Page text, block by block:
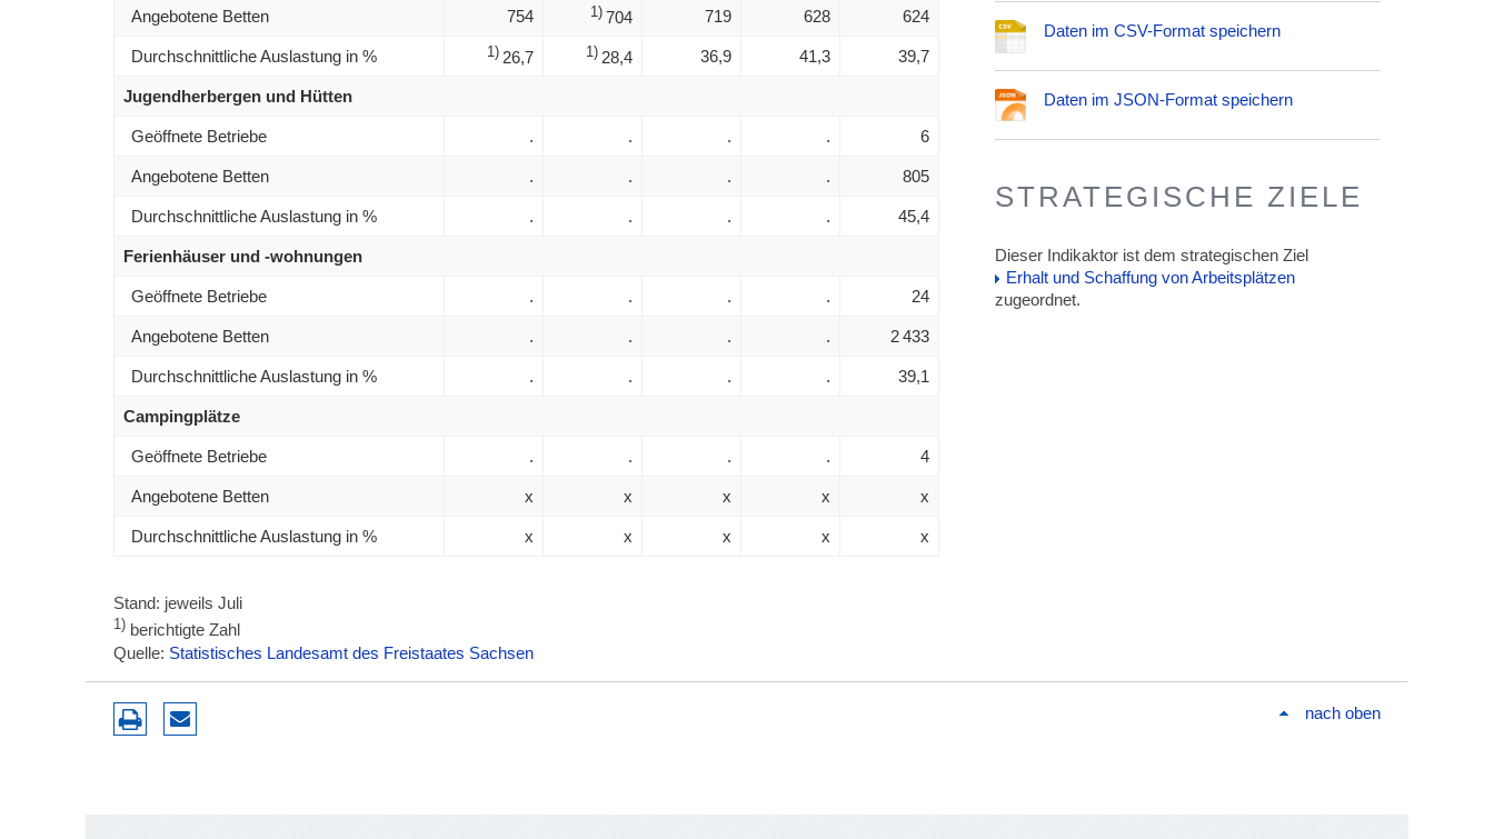
Angebotene Betten 754 1) 704 719 628 624
Durchschnittliche Auslastung in % 1) 26,7 1) 28,4 36,9 41,3 39,7
Jugendherbergen und Hütten
Geöffnete Betriebe . . . . 6
Angebotene Betten . . . . 805
Durchschnittliche Auslastung in % . . . . 45,4
Ferienhäuser und -wohnungen
Geöffnete Betriebe . . . . 24
Angebotene Betten . . . . 2 433
Durchschnittliche Auslastung in % . . . . 39,1
Campingplätze
Geöffnete Betriebe . . . . 4
Angebotene Betten x x x x x
Durchschnittliche Auslastung in % x x x x x
Stand: jeweils Juli
1) berichtigte Zahl
Quelle: Statistisches Landesamt des Freistaates Sachsen
Daten im CSV-Format speichern
Daten im JSON-Format speichern
STRATEGISCHE ZIELE
Dieser Indikaktor ist dem strategischen Ziel
Erhalt und Schaffung von Arbeitsplätzen
zugeordnet.
nach oben